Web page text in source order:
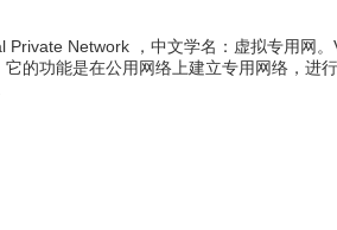
Private Network ，中文学名：虚拟专用网
的功能是在公用网络上建立专用网络，进